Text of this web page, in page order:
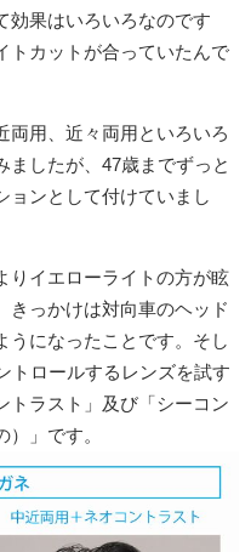
効果はいろいろなのです
トカットが合っていたんで
両用、近々両用といろいろ
ましたが、47歳までずっと
ョンとして付けていまし
りイエローライトの方が眩
きっかけは対向車のヘッド
うになったことです。そし
トロールするレンズを試す
トラスト」及び「シーコン
」です。